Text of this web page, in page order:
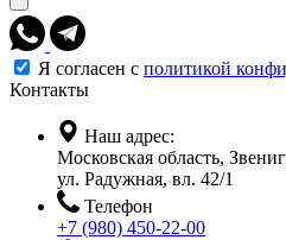
Я согласен с политикой
Контакты
Наш адрес:
Московская область,
ул. Радужная, вл. 42/1
Телефон
+7 (980) 450-22-00